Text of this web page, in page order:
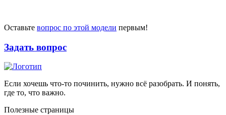
Оставьте вопрос по этой модели первым!
Задать вопрос
Если хочешь что-то починить, нужно всё разобрать. И понять,
где то, что важно.
Полезные страницы